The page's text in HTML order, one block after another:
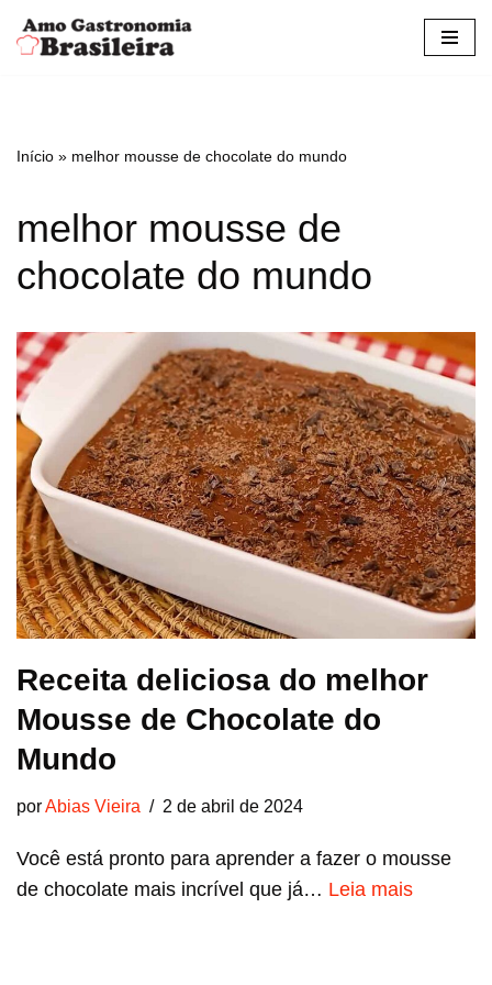
Pular
conteúdo
Início » melhor mousse de chocolate do mundo
melhor mousse de
chocolate do mundo
Receita deliciosa do melhor
Mousse de Chocolate do
Mundo
porAbias Vieira 2 de abril de 2024
Você está pronto para aprender a fazer o mousse
de chocolate mais incrível que já… Leia mais